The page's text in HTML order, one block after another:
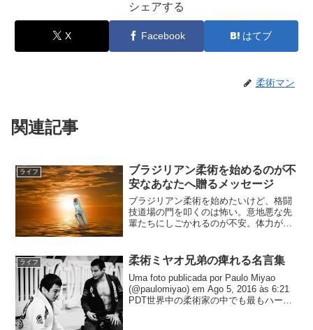
シェアする
X Facebook はてブ
柔術マン
関連記事
ライフ
ブラジリアン柔術を始めるのが不
安なあなたへ贈るメッセージ
ブラジリアン柔術を始めたいけど、格闘
技道場の門を叩くのは怖い。意地悪な先
輩たちにしごかれるのが不安。体力がも
せない人のためにエールを贈りたいと思
います。
ライフ 柔術ミヤオ兄弟の痺れる名言集
Uma foto publicada por Paulo Miyao
(@paulomiyao) em Ago 5, 2016 às 6:21
PDT世界中の柔術家の中でも最もハード